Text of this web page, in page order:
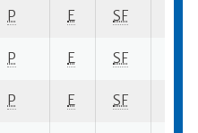
P E SF
P E SF
P E SF